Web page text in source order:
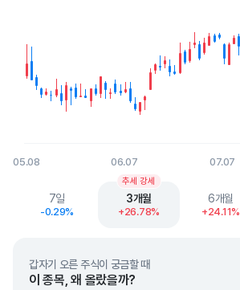
05.08 06.07 07.07
End of interactive chart.
7일
-0.29%
3개월
+26.78%
추세 강세
6개월
+24.11%
갑자기 오른 주식이 궁금할 때
이 종목, 왜 올랐을까?